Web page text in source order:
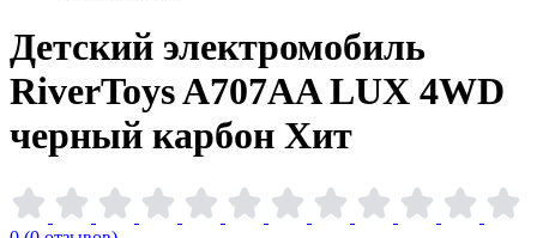
Детский электромобиль
RiverToys A707AA LUX 4WD
черный карбон Хит